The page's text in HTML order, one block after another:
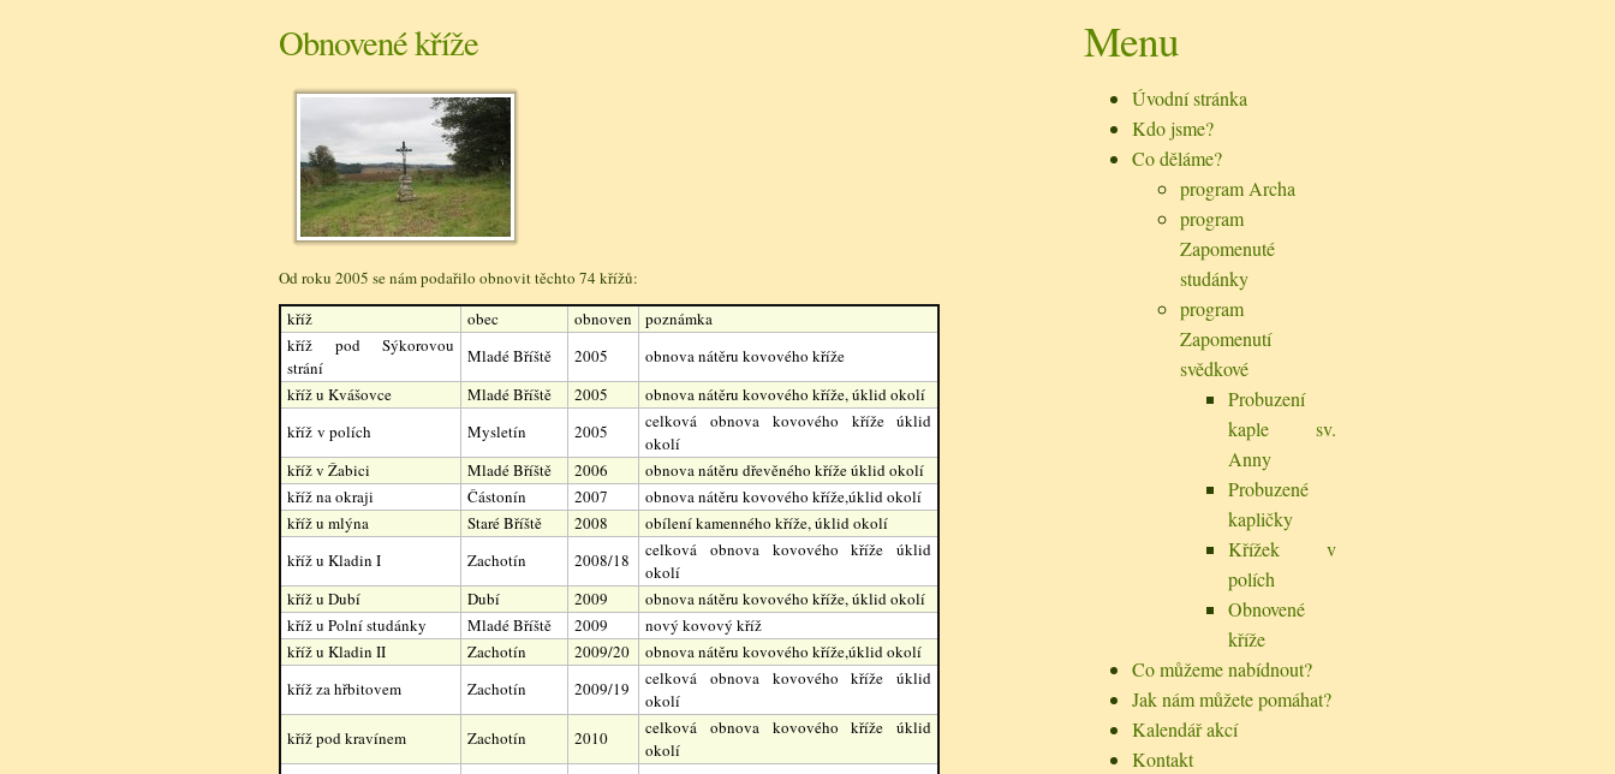
Obnovené kříže
Od roku 2005 se nám podařilo obnovit těchto 74 křížů:
kříž
obec obnoven
poznámka
kříž pod Sýkorovou
strání
Mladé Bříště 2005
obnova nátěru kovového kříže
kříž u Kvášovce
Mladé Bříště 2005
obnova nátěru kovového kříže, úklid okolí
kříž v polích
Mysletín 2005
celková obnova kovového kříže úklid
okolí
kříž v Žabici
Mladé Bříště 2006
obnova nátěru dřevěného kříže úklid okolí
kříž na okraji
Částonín 2007
obnova nátěru kovového kříže,úklid okolí
kříž u mlýna
Staré Bříště 2008
obílení kamenného kříže, úklid okolí
kříž u Kladin I
Zachotín 2008/18
celková obnova kovového kříže úklid
okolí
kříž u Dubí
Dubí 2009
obnova nátěru kovového kříže, úklid okolí
kříž u Polní studánky
Mladé Bříště 2009
nový kovový kříž
kříž u Kladin II
Zachotín 2009/20
obnova nátěru kovového kříže,úklid okolí
kříž za hřbitovem
Zachotín 2009/19
celková obnova kovového kříže úklid
okolí
kříž pod kravínem
Zachotín 2010
celková obnova kovového kříže úklid
okolí
Menu
Úvodní stránka
Kdo jsme?
Co děláme?
program Archa
program
Zapomenuté
studánky
program
Zapomenutí
svědkové
Probuzení
kaple sv.
Anny
Probuzené
kapličky
Křížek v
polích
Obnovené
kříže
Co můžeme nabídnout?
Jak nám můžete pomáhat?
Kalendář akcí
Kontakt